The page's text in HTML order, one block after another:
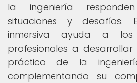
la ingeniería
situaciones y desafíos.
inmersiva ayuda a los
profesionales a desarrollar
práctico de la
complementando su